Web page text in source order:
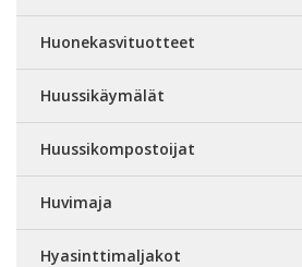
Huonekasvituotteet
Huussikäymälät
Huussikompostoijat
Huvimaja
Hyasinttimaljakot